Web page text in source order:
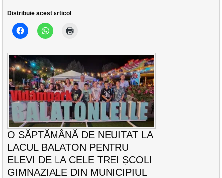
Distribuie acest articol
O SĂPTĂMÂNĂ DE NEUITAT LA
LACUL BALATON PENTRU
ELEVI DE LA CELE TREI ȘCOLI
GIMNAZIALE DIN MUNICIPIUL